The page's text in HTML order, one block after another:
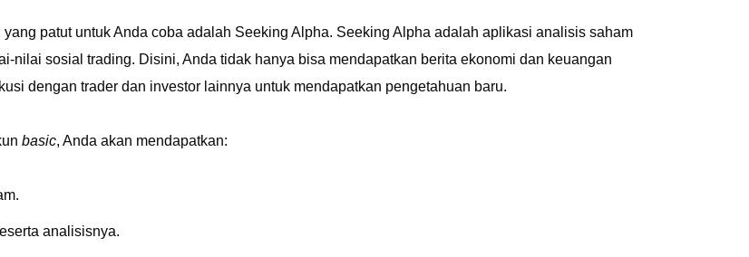
patut untuk Anda coba adalah Seeking Alpha. Seeking Alpha adalah aplikasi analisis saham
nilai sosial trading. Disini, Anda tidak hanya bisa mendapatkan berita ekonomi dan keuangan
dengan trader dan investor lainnya untuk mendapatkan pengetahuan baru.
basic, Anda akan mendapatkan:
analisisnya.